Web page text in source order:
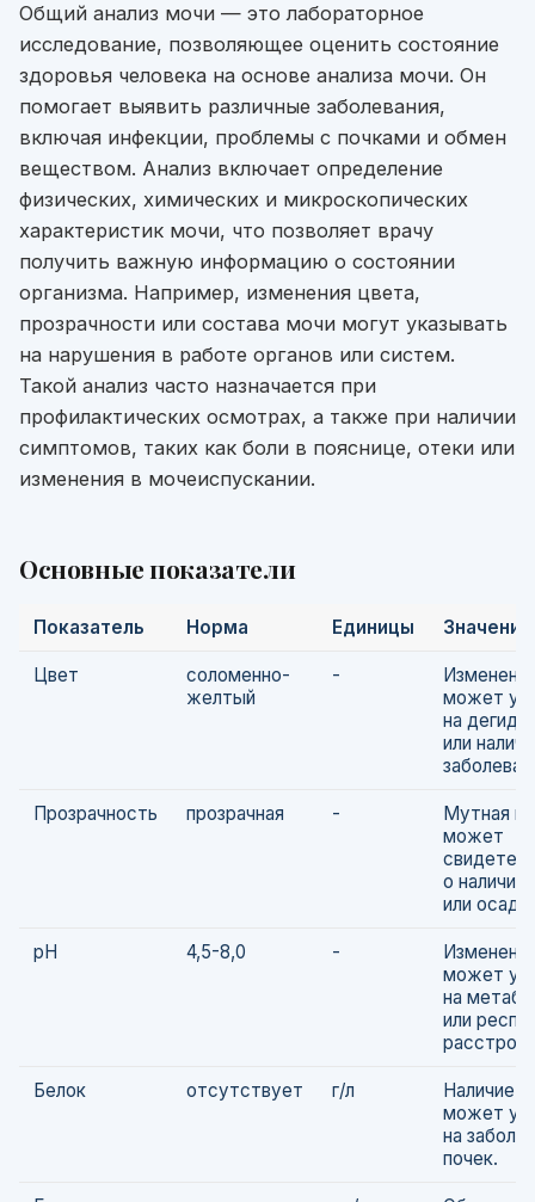
Общий анализ мочи — это лабораторное
исследование, позволяющее оценить состояние
здоровья человека на основе анализа мочи. Он
помогает выявить различные заболевания,
включая инфекции, проблемы с почками и обмен
веществом. Анализ включает определение
физических, химических и микроскопических
характеристик мочи, что позволяет врачу
получить важную информацию о состоянии
организма. Например, изменения цвета,
прозрачности или состава мочи могут указывать
на нарушения в работе органов или систем.
Такой анализ часто назначается при
профилактических осмотрах, а также при наличии
симптомов, таких как боли в пояснице, отеки или
изменения в мочеиспускании.
Основные показатели
Показатель Норма Единицы Значение
Цвет
соломенно-
желтый
-
может
на
или
Прозрачность прозрачная -
Мутная
может
о наличии
или
pH 4,5-8,0 -
может
на
или
Белок отсутствует г/л
Наличие
может
на
почек.